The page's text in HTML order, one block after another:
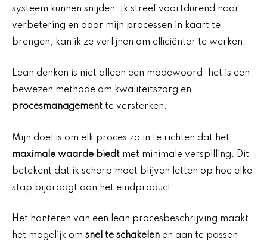
systeem kunnen snijden. Ik streef voortdurend naar
verbetering en door mijn processen in kaart te
brengen, kan ik ze verfijnen om efficiënter te werken.
Lean denken is niet alleen een modewoord, het is een
bewezen methode om kwaliteitszorg en
procesmanagement te versterken.
Mijn doel is om elk proces zo in te richten dat het
maximale waarde biedt met minimale verspilling. Dit
betekent dat ik scherp moet blijven letten op hoe elke
stap bijdraagt aan het eindproduct.
Het hanteren van een lean procesbeschrijving maakt
het mogelijk om snel te schakelen en aan te passen